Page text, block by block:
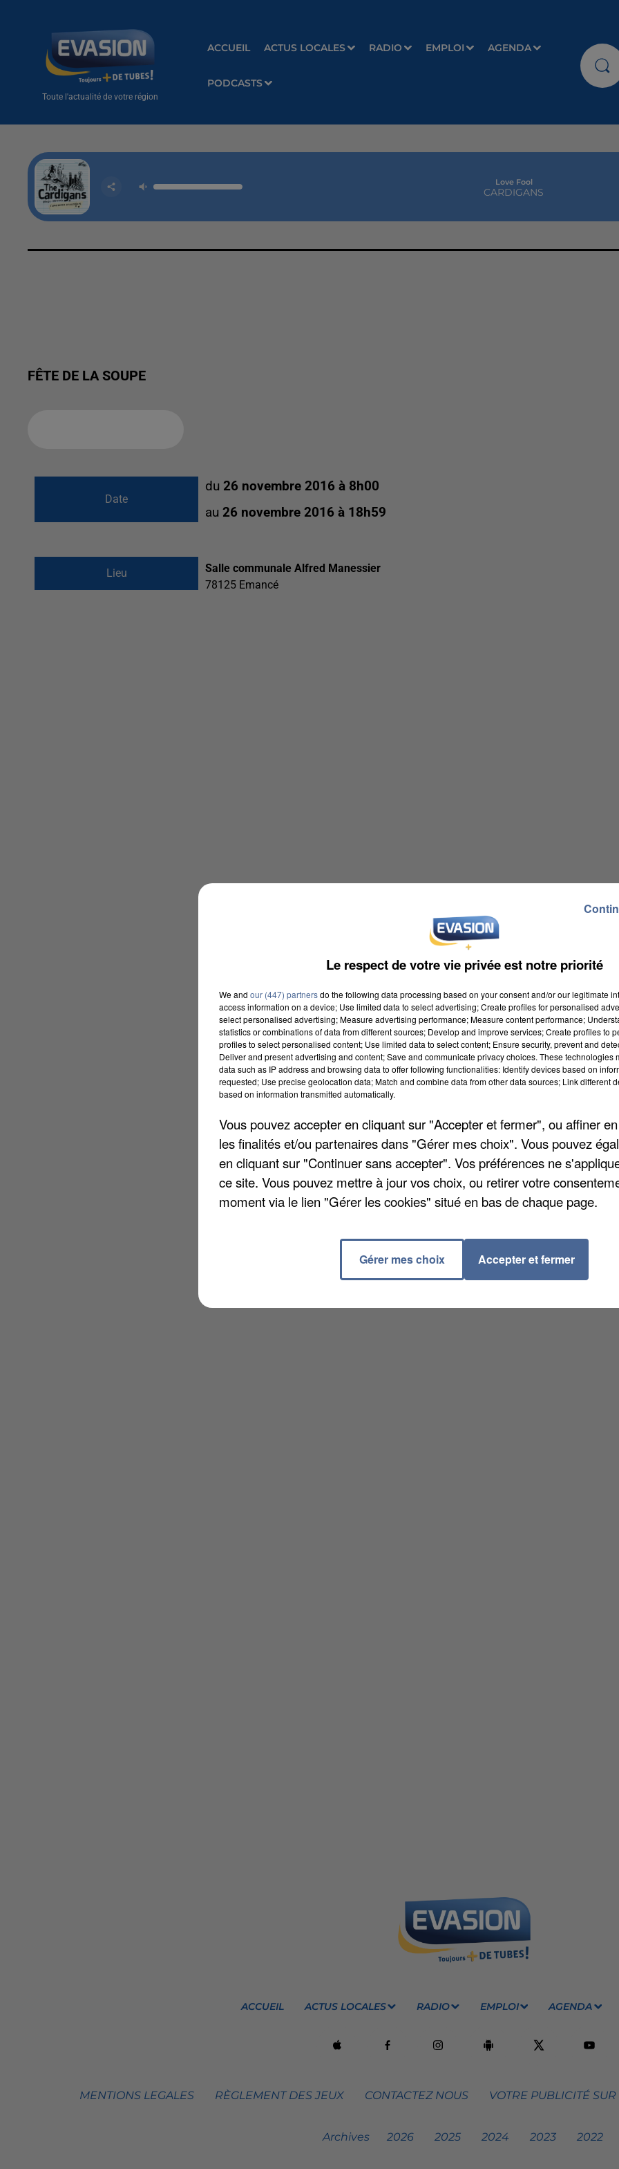
Toute l'actualité de votre région
ACCUEIL ACTUS LOCALES RADIO EMPLOI AGENDA
PODCASTS
Love Fool
CARDIGANS
FÊTE DE LA SOUPE
Date
du26 novembre 2016 à 8h00
au26 novembre 2016 à 18h59
Lieu
Salle communale Alfred Manessier
78125 Emancé
ACCUEIL ACTUS LOCALES RADIO EMPLOI AGENDA
MENTIONS LEGALES RÈGLEMENT DES JEUX CONTACTEZ NOUS VOTRE PUBLICITÉ
Archives 2026 2025 2024 2023 2022
Le respect de votre vie privée est notre priorité
We and our (447) partnersdo the following data processing based on your consent and/or our legitimate
access information on a device; Use limited data to select advertising; Create profiles for personalised
select personalised advertising; Measure advertising performance; Measure content performance;
statistics or combinations of data from different sources; Develop and improve services; Create profiles to
profiles to select personalised content; Use limited data to select content; Ensure security, prevent and
Deliver and present advertising and content; Save and communicate privacy choices. These technologies
data such as IP address and browsing data to offer following functionalities: Identify devices based on
requested; Use precise geolocation data; Match and combine data from other data sources; Link different
based on information transmitted automatically.
Vous pouvez accepter en cliquant sur "Accepter et fermer", ou affiner
les finalités et/ou partenaires dans "Gérer mes choix". Vous pouvez
en cliquant sur "Continuer sans accepter". Vos préférences ne
ce site. Vous pouvez mettre à jour vos choix, ou retirer votre
moment via le lien "Gérer les cookies" situé en bas de chaque page.
Gérer mes choix Accepter et fermer